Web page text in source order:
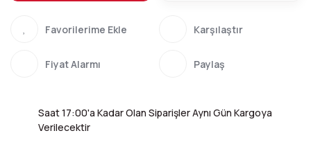
Karşılaştır
Fiyat Alarmı Paylaş
Saat 17:00'a Kadar Olan Siparişler Aynı Gün Kargoya
Verilecektir